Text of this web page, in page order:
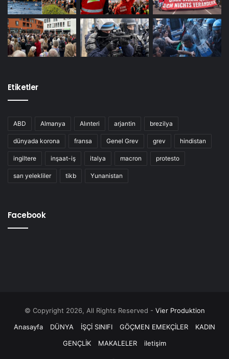
Etiketler
ABD Almanya Alınteri arjantin brezilya
dünyada korona fransa Genel Grev grev hindistan
ingiltere inşaat-iş italya macron protesto
sarı yelekliler tikb Yunanistan
Facebook
© Copyright 2026, All Rights Reserved - Vier Produktion
Anasayfa
DÜNYA İŞÇİ SINIFI GÖÇMEN EMEKÇİLER
KADIN
GENÇLİK
MAKALELER iletişim